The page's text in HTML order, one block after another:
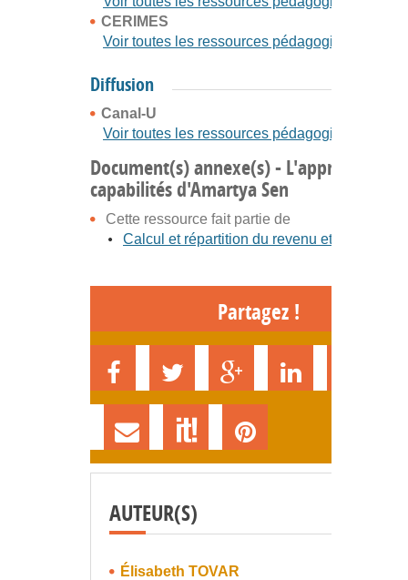
CERIMES
Voir toutes les ressources pédagogiques
Diffusion
Canal-U
Voir toutes les ressources pédagogiques
Document(s) annexe(s) - L'approche par
capabilités d'Amartya Sen
Cette ressource fait partie de
Calcul et répartition du revenu et de la
Partagez !
AUTEUR(S)
Élisabeth TOVAR